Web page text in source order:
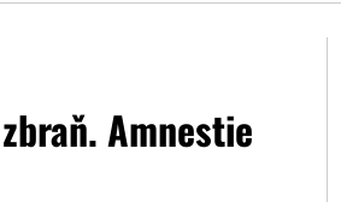
Amnestie